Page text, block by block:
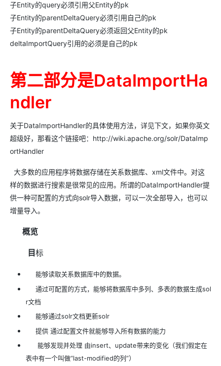
子Entity的query必须引用父Entity的pk
子Entity的parentDeltaQuery必须引用自己的pk
子Entity的parentDeltaQuery必须返回父Entity的pk
deltaImportQuery引用的必须是自己的pk
第二部分是DataImportHa
ndler
关于DataImportHandler的具体使用方法，详见下文，如果你英文
超级好，那看这个链接吧：http://wiki.apache.org/solr/DataImp
ortHandler
大多数的应用程序将数据存储在关系数据库、xml文件中。对这
样的数据进行搜索是很常见的应用。所谓的DataImportHandler提
供一种可配置的方式向solr导入数据，可以一次全部导入，也可以
增量导入。
概览
目标
能够读取关系数据库中的数据。
通过可配置的方式，能够将数据库中多列、多表的数据生成sol
r文档
能够通过solr文档更新solr
提供 通过配置文件就能够导入所有数据的能力
能够发现并处理 由insert、update带来的变化（我们假定在
表中有一个叫做“last-modified的列”）